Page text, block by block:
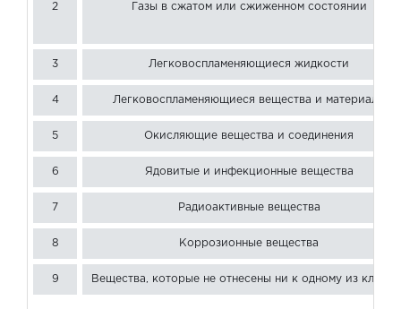
2 Газы в сжатом или сжиженном состоянии
3 Легковоспламеняющиеся жидкости
4 Легковоспламеняющиеся вещества и материалы
5 Окисляющие вещества и соединения
6 Ядовитые и инфекционные вещества
7 Радиоактивные вещества
8 Коррозионные вещества
9 Вещества, которые не отнесены ни к одному из